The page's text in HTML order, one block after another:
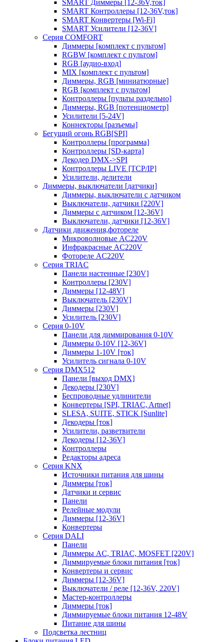
SMART Диммеры [12-36V,ток]
SMART Контроллеры [12-36V,ток]
SMART Конвертеры [Wi-Fi]
SMART Усилители [12-36V]
Серия COMFORT
Диммеры [комплект с пультом]
RGBW [комплект с пультом]
RGB [аудио-вход]
MIX [комплект с пультом]
Диммеры, RGB [миниатюрные]
RGB [комплект с пультом]
Контроллеры [пульты раздельно]
Диммеры, RGB [потенциометр]
Усилители [5-24V]
Коннекторы [разъемы]
Бегущий огонь RGB[SPI]
Контроллеры [программа]
Контроллеры [SD-карта]
Декодер DMX->SPI
Контроллеры LIVE [TCP/IP]
Усилители, делители
Диммеры, выключатели [датчики]
Диммеры, выключатели с датчиком
Выключатели, датчики [220V]
Диммеры с датчиком [12-36V]
Выключатели, датчики [12-36V]
Датчики движения,фотореле
Микроволновые AC220V
Инфракрасные AC220V
Фотореле AC220V
Серия TRIAC
Панели настенные [230V]
Контроллеры [230V]
Диммеры [12-48V]
Выключатель [230V]
Диммеры [230V]
Усилитель [230V]
Серия 0-10V
Панели для диммирования 0-10V
Диммеры 0-10V [12-36V]
Диммеры 1-10V [ток]
Усилитель сигнала 0-10V
Серия DMX512
Панели [выход DMX]
Декодеры [230V]
Беспроводные удлинители
Конвертеры [SPI, TRIAC, Artnet]
SLESA, SUITE, STICK [Sunlite]
Декодеры [ток]
Усилители, разветвители
Декодеры [12-36V]
Контроллеры
Редакторы адреса
Серия KNX
Источники питания для шины
Диммеры [ток]
Датчики и сервис
Панели
Релейные модули
Диммеры [12-36V]
Конвертеры
Серия DALI
Панели
Диммеры AC, TRIAC, MOSFET [220V]
Диммируемые блоки питания [ток]
Конвертеры и сервис
Диммеры [12-36V]
Выключатели / реле [12-36V, 220V]
Мастер-контроллеры
Диммеры [ток]
Диммируемые блоки питания 12-48V
Питание для шины
Подсветка лестниц